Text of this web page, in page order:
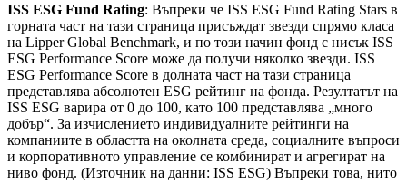
ISS ESG Fund Rating: Въпреки че ISS ESG Fund Rating Stars в
горната част на тази страница присъждат звезди спрямо класа
на Lipper Global Benchmark, и по този начин фонд с нисък ISS
ESG Performance Score може да получи няколко звезди. ISS
ESG Performance Score в долната част на тази страница
представлява абсолютен ESG рейтинг на фонда. Резултатът на
ISS ESG варира от 0 до 100, като 100 представлява „много
добър“. За изчислението индивидуалните рейтинги на
компаниите в областта на околната среда, социалните въпроси
и корпоративното управление се комбинират и агрегират на
ниво фонд. (Източник на данни: ISS ESG) Въпреки това, нито